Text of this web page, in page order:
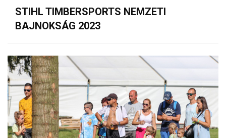
STIHL TIMBERSPORTS NEMZETI
BAJNOKSÁG 2023